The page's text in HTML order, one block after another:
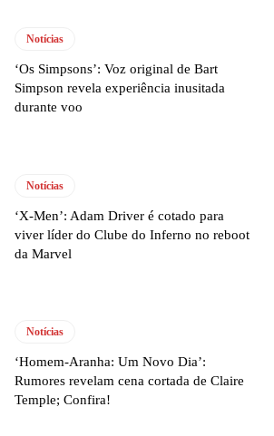
Notícias
‘Os Simpsons’: Voz original de Bart
Simpson revela experiência inusitada
durante voo
Notícias
‘X-Men’: Adam Driver é cotado para
viver líder do Clube do Inferno no reboot
da Marvel
Notícias
‘Homem-Aranha: Um Novo Dia’:
Rumores revelam cena cortada de Claire
Temple; Confira!